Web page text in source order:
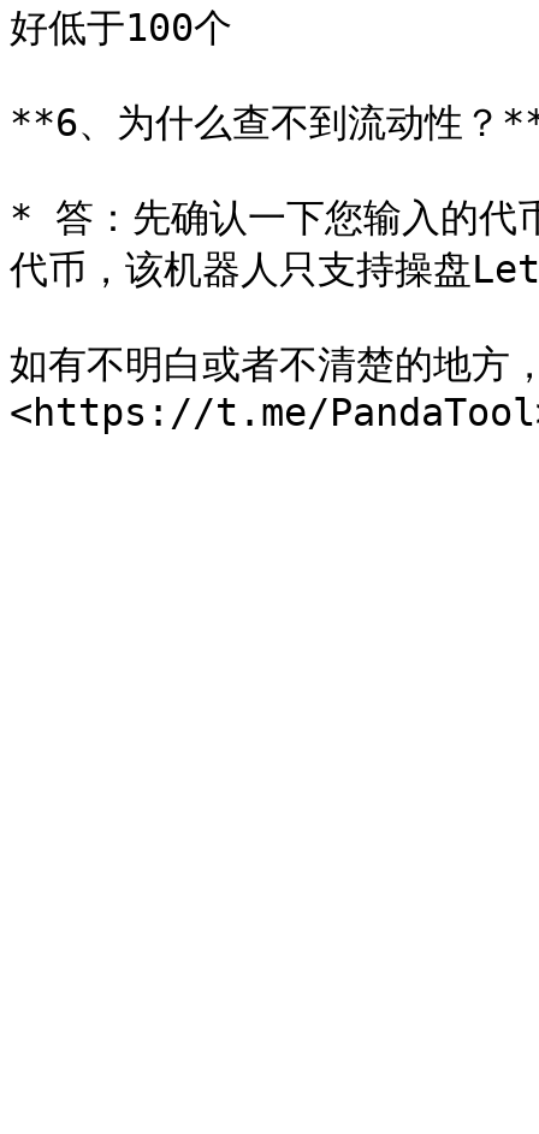
好低于100个
**6、为什么查不到流动性？
* 答：先确认一下您输入的代
代币，该机器人只支持操盘
如有不明白或者不清楚的地方